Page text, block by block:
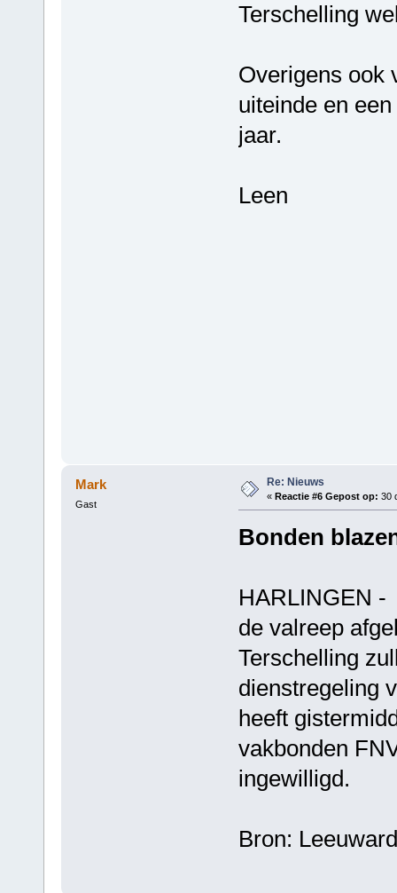
Terschelling
Overigens ook
uiteinde en
jaar.
Leen
Mark
Gast
Re: Nieuws
« Reactie #6 Gepost op: 30
Bonden
HARLINGEN -
de valreep
Terschelling
dienstregeling
heeft
vakbonden
ingewilligd.
Bron: